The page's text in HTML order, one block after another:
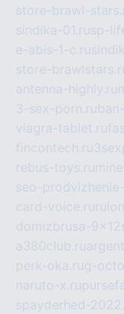
store-brawl-
sindika-01.rusp-
e-abis-1-c.ru
store-
antenna-highly.ru
3-sex-porn.ru
viagra-tablet.ru
fincontech.ru
rebus-toys.ru
seo-
card-voice.ru
domizbrusa-
a380club.ru
perk-oka.rug-
naruto-x.ru
spayderhed-